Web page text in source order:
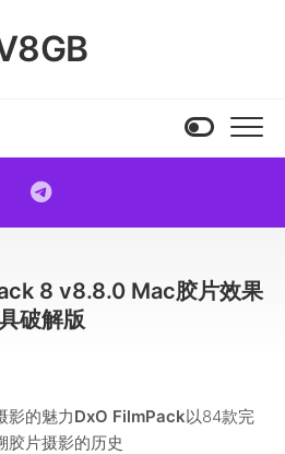
8 v8.8.0 Mac胶片效果
破解版
影的魅力DxO FilmPack以84款完
胶片摄影的历史